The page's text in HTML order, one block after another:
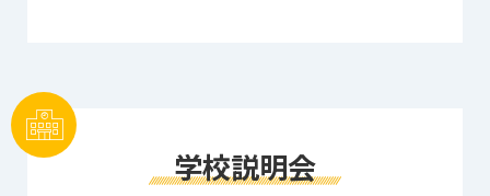
学校説明会